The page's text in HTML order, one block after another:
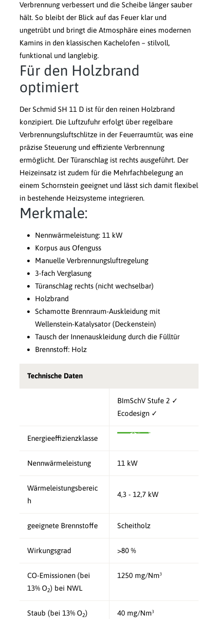
Verbrennung verbessert und die Scheibe länger sauber
hält. So bleibt der Blick auf das Feuer klar und
ungetrübt und bringt die Atmosphäre eines modernen
Kamins in den klassischen Kachelofen – stilvoll,
funktional und langlebig.
Für den Holzbrand
optimiert
Der Schmid SH 11 D ist für den reinen Holzbrand
konzipiert. Die Luftzufuhr erfolgt über regelbare
Verbrennungsluftschlitze in der Feuerraumtür, was eine
präzise Steuerung und effiziente Verbrennung
ermöglicht. Der Türanschlag ist rechts ausgeführt. Der
Heizeinsatz ist zudem für die Mehrfachbelegung an
einem Schornstein geeignet und lässt sich damit flexibel
in bestehende Heizsysteme integrieren.
Merkmale:
Nennwärmeleistung: 11 kW
Korpus aus Ofenguss
Manuelle Verbrennungsluftregelung
3-fach Verglasung
Türanschlag rechts (nicht wechselbar)
Holzbrand
Schamotte Brennraum-Auskleidung mit
Wellenstein-Katalysator (Deckenstein)
Tausch der Innenauskleidung durch die Fülltür
Brennstoff: Holz
Technische Daten
BImSchV Stufe 2 ✓
Ecodesign ✓
Energieeffizienzklasse
Nennwärmeleistung 11 kW
Wärmeleistungsbereic
h
4,3 - 12,7 kW
geeignete Brennstoffe Scheitholz
Wirkungsgrad >80 %
CO-Emissionen (bei
13% O2) bei NWL
1250 mg/Nm³
Staub (bei 13% O2) 40 mg/Nm³